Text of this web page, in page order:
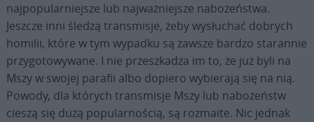
najpopularniejsze lub najważniejsze nabożeństwa.
Jeszcze inni śledzą transmisje, żeby wysłuchać dobrych
homilii, które w tym wypadku są zawsze bardzo starannie
przygotowywane. I nie przeszkadza im to, że już byli na
Mszy w swojej parafii albo dopiero wybierają się na nią.
Powody, dla których transmisje Mszy lub nabożeństw
cieszą się dużą popularnością, są rozmaite. Nic jednak